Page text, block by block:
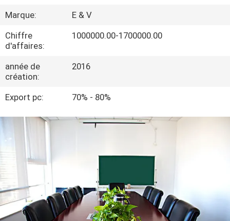
NOUS
VISITE
D'USINE
CONTRÔLE
DE
QUALITÉ
CONTACTEZ-
NOUS
Marque:
E & V
Chiffre
d'affaires:
1000000.00-1700000.00
année de
création:
2016
Export pc: 70% - 80%